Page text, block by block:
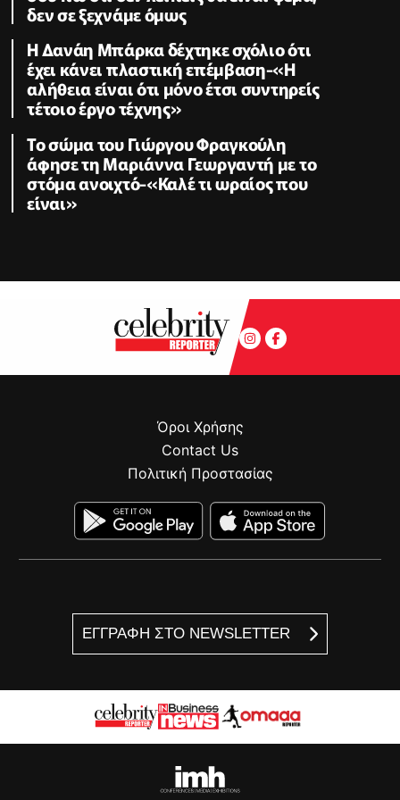
δεν σε ξεχνάμε όμως
Η Δανάη Μπάρκα δέχτηκε σχόλιο ότι
έχει κάνει πλαστική επέμβαση-«Η
αλήθεια είναι ότι μόνο έτσι συντηρείς
τέτοιο έργο τέχνης»
Το σώμα του Γιώργου Φραγκούλη
άφησε τη Μαριάννα Γεωργαντή με το
στόμα ανοιχτό-«Καλέ τι ωραίος που
είναι»
ΕΓΓΡΑΦΗ ΣΤΟ NEWSLETTER
Όροι Χρήσης
Contact Us
Πολιτική Προστασίας